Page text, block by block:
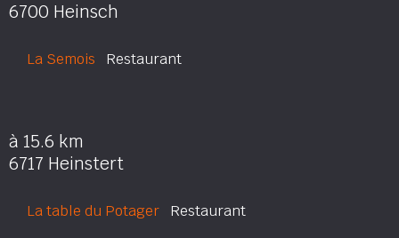
6700 Heinsch
La Semois Restaurant
à 15.6 km
6717 Heinstert
La table du Potager Restaurant